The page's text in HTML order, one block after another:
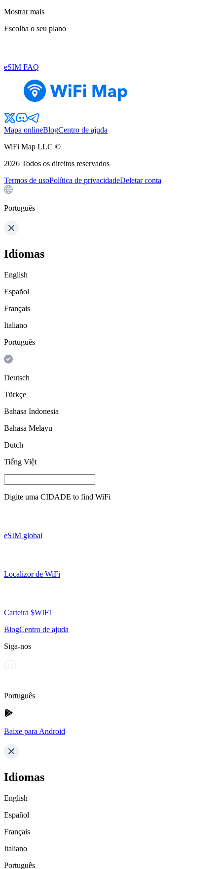
Mostrar mais
Escolha o seu plano
eSIM FAQ
Mapa onlineBlogCentro de ajuda
WiFi Map LLC ©
2026 Todos os direitos reservados
Termos de usoPolítica de privacidadeDeletar conta
Português
Idiomas
English
Español
Français
Italiano
Português
Deutsch
Türkçe
Bahasa Indonesia
Bahasa Melayu
Dutch
Tiếng Việt
Digite uma CIDADE to find WiFi
eSIM global
Localizor de WiFi
Carteira $WIFI
BlogCentro de ajuda
Siga-nos
Português
Baixe para Android
Idiomas
English
Español
Français
Italiano
Português